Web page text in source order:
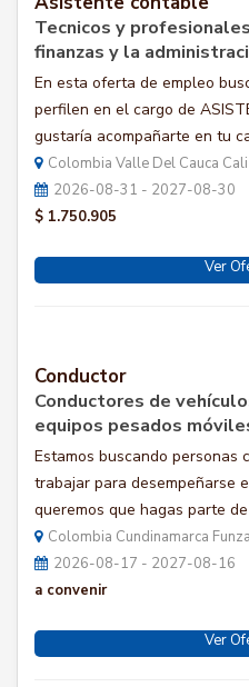
Tecnicos y
finanzas y la
En esta oferta de empleo
perfilen en el cargo de
gustaría acompañarte en tu
Colombia Valle Del Cauca Cali
2026-08-31 - 2027-08-30
$ 1.750.905
Ver
Conductor
Conductores de
equipos pesados
Estamos buscando personas
trabajar para desempeñarse
queremos que hagas parte
Colombia Cundinamarca Funza
2026-08-17 - 2027-08-16
a convenir
Ver